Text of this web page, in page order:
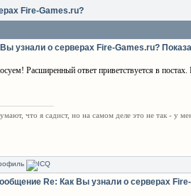
Fire-Games.ru?
Вы узнали о серверах Fire-Games.ru?
Расширенный ответ приветствуется в
что я садист, но на самом деле это не так - у
Re: Как Вы узнали о серверах